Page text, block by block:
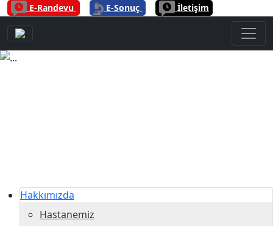
E-Randevu E-Sonuç İletişim
Hakkımızda
Hastanemiz